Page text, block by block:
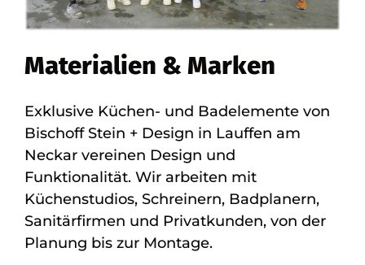
Materialien & Marken
Exklusive Küchen- und Badelemente von
Bischoff Stein + Design in Lauffen am
Neckar vereinen Design und
Funktionalität. Wir arbeiten mit
Küchenstudios, Schreinern, Badplanern,
Sanitärfirmen und Privatkunden, von der
Planung bis zur Montage.